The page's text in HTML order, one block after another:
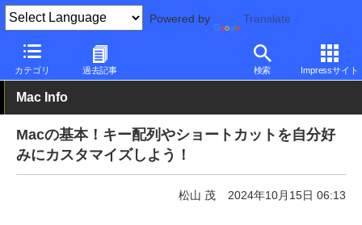
Powered by Translate
カテゴリ 過去記事 検索 Impressサイト
PC Watch パソコン/タブレット/スマートフォン モバイルノート
Mac Info
Macの基本！キー配列やショートカットを自分好
みにカスタマイズしよう！
松山 茂 2024年10月15日 06:13